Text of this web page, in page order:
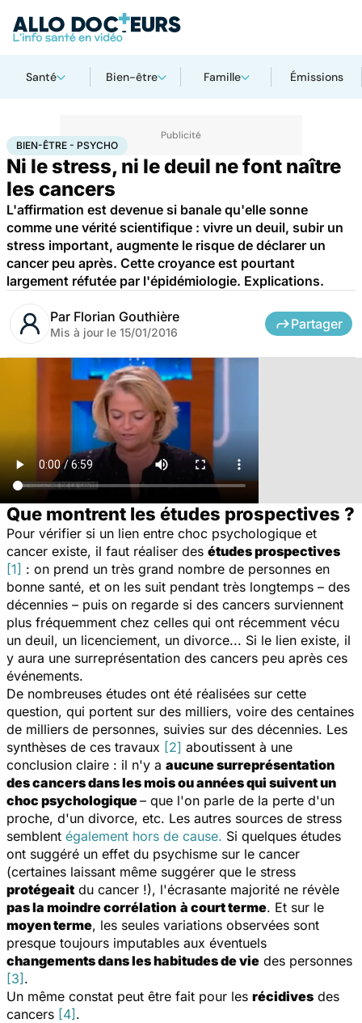
Santé Bien-être Famille Émissions
AccueilSanté Bien-être - Psycho
BIEN-ÊTRE - PSYCHO
Ni le stress, ni le deuil ne font naître
les cancers
L'affirmation est devenue si banale qu'elle sonne
comme une vérité scientifique : vivre un deuil, subir un
stress important, augmente le risque de déclarer un
cancer peu après. Cette croyance est pourtant
largement réfutée par l'épidémiologie. Explications.
Par Florian Gouthière
Mis à jour le 15/01/2016
Partager
Que montrent les études prospectives ?
Pour vérifier si un lien entre choc psychologique et
cancer existe, il faut réaliser des études prospectives
[1] : on prend un très grand nombre de personnes en
bonne santé, et on les suit pendant très longtemps – des
décennies – puis on regarde si des cancers surviennent
plus fréquemment chez celles qui ont récemment vécu
un deuil, un licenciement, un divorce... Si le lien existe, il
y aura une surreprésentation des cancers peu après ces
événements.
De nombreuses études ont été réalisées sur cette
question, qui portent sur des milliers, voire des centaines
de milliers de personnes, suivies sur des décennies. Les
synthèses de ces travaux [2] aboutissent à une
conclusion claire : il n'y a aucune surreprésentation
des cancers dans les mois ou années qui suivent un
choc psychologique– que l'on parle de la perte d'un
proche, d'un divorce, etc. Les autres sources de stress
semblent également hors de cause. Si quelques études
ont suggéré un effet du psychisme sur le cancer
(certaines laissant même suggérer que le stress
protégeait du cancer !), l'écrasante majorité ne révèle
pas la moindre corrélation à court terme. Et sur le
moyen terme, les seules variations observées sont
presque toujours imputables aux éventuels
changements dans les habitudes de vie des personnes
[3].
Un même constat peut être fait pour les récidives des
cancers [4].